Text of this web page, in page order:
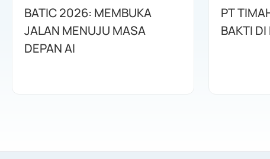
BATIC 2026: MEMBUKA
JALAN MENUJU MASA
DEPAN AI
PT
BAKTI DI